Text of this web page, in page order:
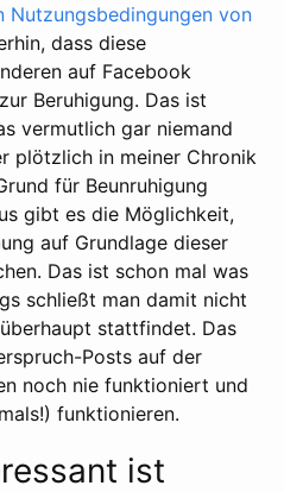
Nutzungsbedingungen von
dass diese
auf Facebook
Beruhigung. Das ist
vermutlich gar niemand
plötzlich in meiner Chronik
für Beunruhigung
gibt es die Möglichkeit,
auf Grundlage dieser
Das ist schon mal was
schließt man damit nicht
stattfindet. Das
Posts auf der
noch nie funktioniert und
funktionieren.
ist